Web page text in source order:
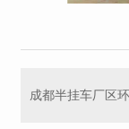
成都半挂车厂区